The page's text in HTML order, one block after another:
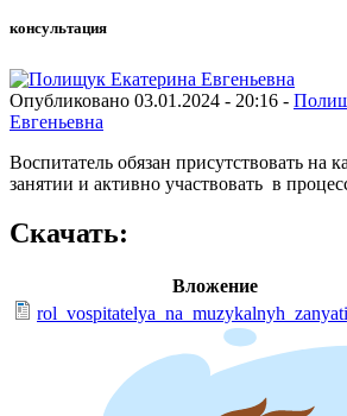
консультация
Опубликовано 03.01.2024 - 20:16 -
Евгеньевна
Воспитатель обязан присутствовать на
занятии и активно участвовать в
Скачать:
Вложение